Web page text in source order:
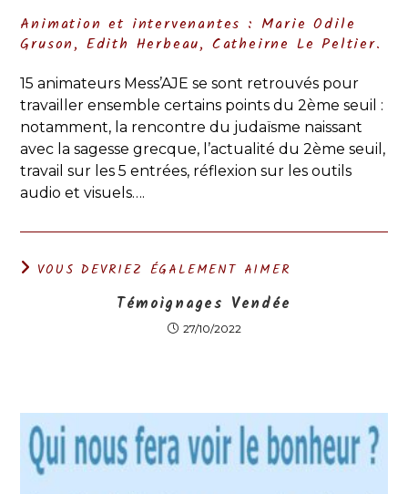
Animation et intervenantes : Marie Odile
Gruson, Edith Herbeau, Catheirne Le Peltier.
15 animateurs Mess’AJE se sont retrouvés pour
travailler ensemble certains points du 2ème seuil :
notamment, la rencontre du judaïsme naissant
avec la sagesse grecque, l’actualité du 2ème seuil,
travail sur les 5 entrées, réflexion sur les outils
audio et visuels….
VOUS DEVRIEZ ÉGALEMENT AIMER
Témoignages Vendée
27/10/2022